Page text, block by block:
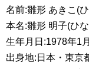
名前:雛形 あきこ(
本名:雛形 明子(ひ
生年月日:1978年1
出身地:日本・東京